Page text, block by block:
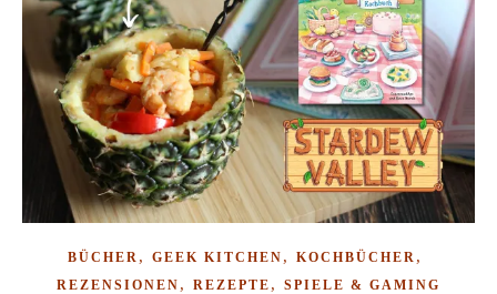
BÜCHER , GEEK KITCHEN , KOCHBÜCHER ,
REZENSIONEN , REZEPTE , SPIELE & GAMING